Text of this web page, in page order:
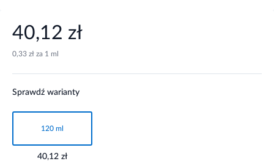
40,12 zł
0,33 zł za 1 ml
Sprawdź warianty
120 ml
40,12 zł